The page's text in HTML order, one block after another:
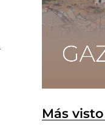
Más visto